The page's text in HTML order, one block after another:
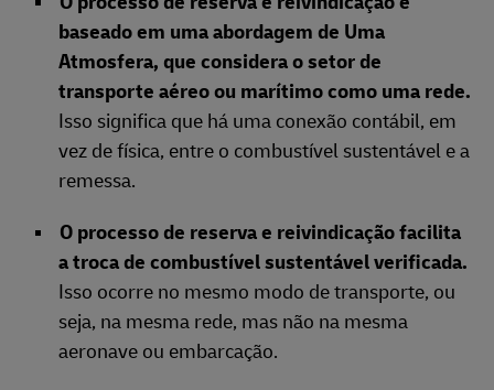
baseado em uma abordagem de Uma
Atmosfera, que considera o setor de
transporte aéreo ou marítimo como uma rede.
Isso significa que há uma conexão contábil, em
vez de física, entre o combustível sustentável e a
remessa.
O processo de reserva e reivindicação facilita
a troca de combustível sustentável verificada.
Isso ocorre no mesmo modo de transporte, ou
seja, na mesma rede, mas não na mesma
aeronave ou embarcação.